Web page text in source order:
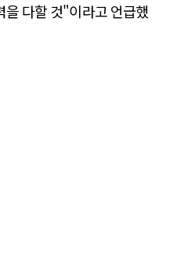
을 다할 것"이라고 언급했